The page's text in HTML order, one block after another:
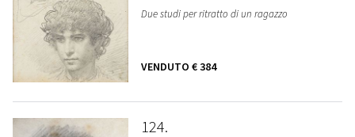
Due studi per ritratto di un ragazzo
VENDUTO € 384
124